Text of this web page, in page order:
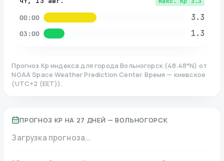
00:00 3.3
03:00 1.3
Прогноз Kp индекса для города Вольногорск(48.48°N) от
NOAA Space Weather Prediction Center. Время — киевское
(UTC+2 (EET)).
ПРОГНОЗ KP НА 27 ДНЕЙ — ВОЛЬНОГОРСК
Загрузка прогноза...